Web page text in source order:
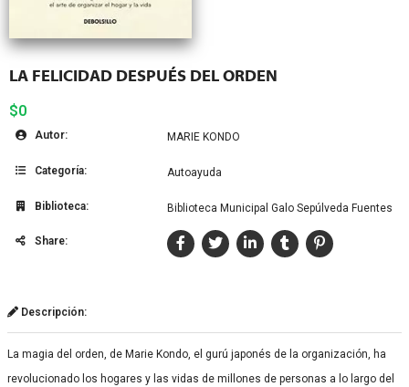
LA FELICIDAD DESPUÉS DEL ORDEN
$0
Autor: MARIE KONDO
Categoría: Autoayuda
Biblioteca: Biblioteca Municipal Galo Sepúlveda Fuentes
Share:
Descripción:
La magia del orden, de Marie Kondo, el gurú japonés de la organización, ha
revolucionado los hogares y las vidas de millones de personas a lo largo del